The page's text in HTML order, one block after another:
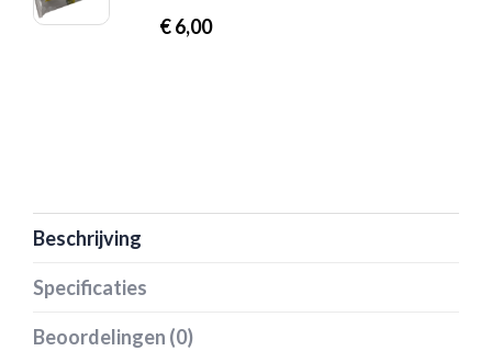
€6,00
Beschrijving
Specificaties
Beoordelingen (0)